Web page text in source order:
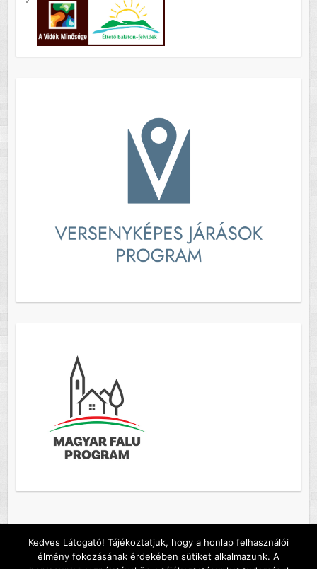
Copyright © 2026Szőc község honlapja . A sablont készítette:Colorlib
Kedves Látogató! Tájékoztatjuk, hogy a honlap felhasználói
élmény fokozásának érdekében sütiket alkalmazunk. A